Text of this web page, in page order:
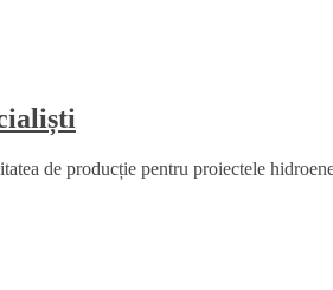
de producție pentru proiectele